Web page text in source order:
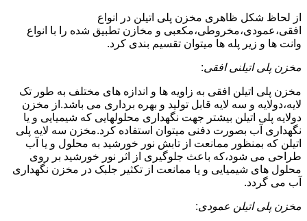
از لحاظ شکل ظاهری مخزن پلی اتیلن در انواع
افقی،عمودی،مخروطی،مکعبی و مخازن تطبیق شده را با انواع
وانت ها و زیر پله ها میتوان تقسیم بندی کرد.
مخزن پلی اتیلنی افقی:
مخزن پلی اتیلن افقی به زاویه ها و اندازه های مختلف به طور تک
لایه،دولایه و سه لایه قابل تولید و بهره برداری می باشد.از مخزن
دولایه پلی اتیلن بیشتر جهت نگهداری محلولهایی که شیمیایی و یا
نگهداری آب بصورت دفنی میتوان استفاده کرد.مخزن سه لایه پلی
اتیلن که بمنظور ممانعت از تابش نور خورشید به محلول و یا آب
طراحی می شود،که باعث جلوگیری از اثر نور خورشید بر روی
محلول های شیمیایی و یا ممانعت از تکثیر جلبک در مخزن نگهداری
آب می گردد.
مخزن پلی اتیلن عمودی: